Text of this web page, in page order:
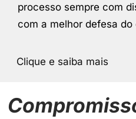
processo sempre com
com a melhor defesa do
Clique e saiba mais